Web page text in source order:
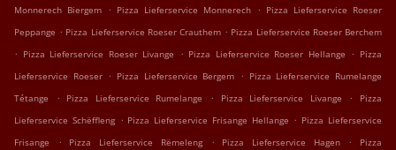
Monnerech Biergem . Pizza Lieferservice Monnerech . Pizza Lieferservice Roeser
Peppange . Pizza Lieferservice Roeser Crauthem . Pizza Lieferservice Roeser Berchem
. Pizza Lieferservice Roeser Livange . Pizza Lieferservice Roeser Hellange . Pizza
Lieferservice Roeser . Pizza Lieferservice Bergem . Pizza Lieferservice Rumelange
Tétange
. Pizza Lieferservice Rumelange . Pizza Lieferservice Livange .
Pizza
Lieferservice Schëffleng . Pizza Lieferservice Frisange Hellange . Pizza Lieferservice
Frisange
. Pizza Lieferservice Rëmeleng . Pizza Lieferservice Hagen .
Pizza